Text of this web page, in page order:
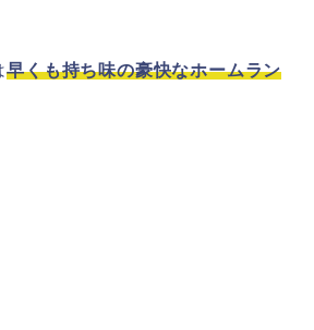
早くも持ち味の豪快なホームラン